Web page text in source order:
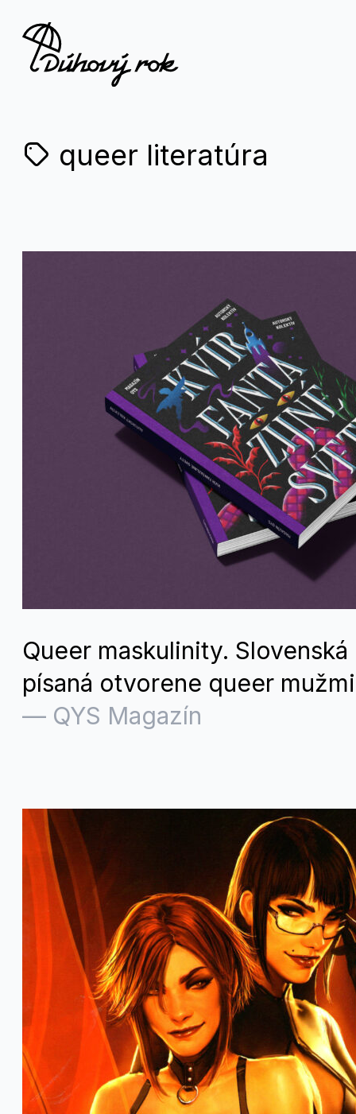
queer literatúra
Queer maskulinity.
písaná otvorene queer mužmi
— QYS Magazín